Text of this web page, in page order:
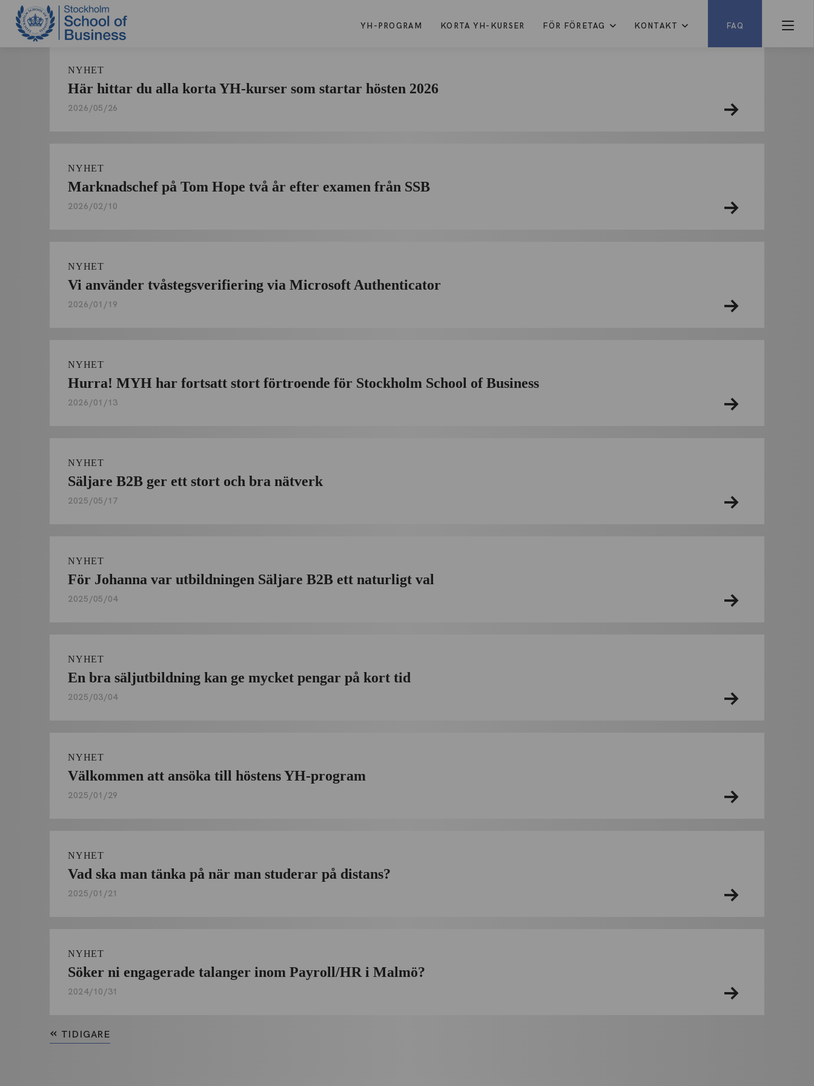
FAQ
YH-PROGRAM KORTA YH-KURSER FÖR FÖRETAG KONTAKT
ÖRNULF KLANG
NYHET
Här hittar du alla korta YH-kurser som startar hösten 2026
2026/05/26
NYHET
Marknadschef på Tom Hope två år efter examen från SSB
2026/02/10
NYHET
Vi använder tvåstegsverifiering via Microsoft Authenticator
2026/01/19
NYHET
Hurra! MYH har fortsatt stort förtroende för Stockholm School of Business
2026/01/13
NYHET
Säljare B2B ger ett stort och bra nätverk
2025/05/17
NYHET
För Johanna var utbildningen Säljare B2B ett naturligt val
2025/05/04
NYHET
En bra säljutbildning kan ge mycket pengar på kort tid
2025/03/04
NYHET
Välkommen att ansöka till höstens YH-program
2025/01/29
NYHET
Vad ska man tänka på när man studerar på distans?
2025/01/21
NYHET
Söker ni engagerade talanger inom Payroll/HR i Malmö?
2024/10/31
« TIDIGARE